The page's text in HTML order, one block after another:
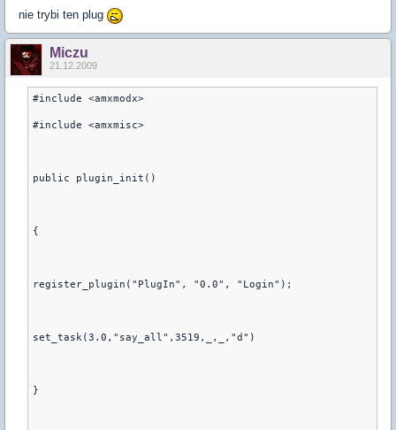
nie trybi ten plug
Miczu
21.12.2009
#include <amxmodx>
#include <amxmisc>
public plugin_init()
{
register_plugin("PlugIn", "0.0", "Login");
set_task(3.0,"say_all",3519,_,_,"d")
}